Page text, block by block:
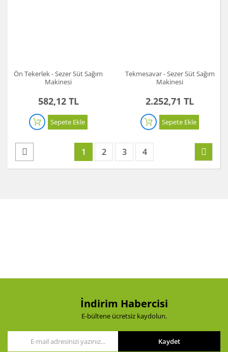
Ön Tekerlek - Sezer Süt Sağım
Makinesi
582,12 TL
Sepete Ekle
Tekmesavar - Sezer Süt Sağım
Makinesi
2.252,71 TL
Sepete Ekle
1 2 3 4
İndirim Habercisi
E-bültene ücretsiz kaydolun.
Kaydet